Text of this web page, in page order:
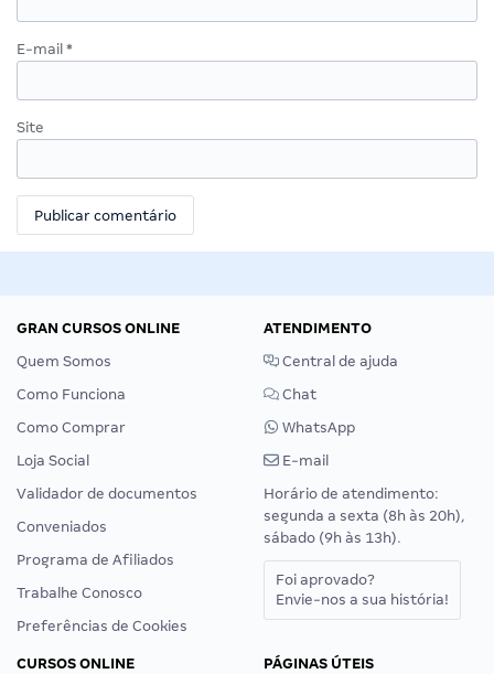
E-mail *
Site
GRAN CURSOS ONLINE
Quem Somos
Como Funciona
Como Comprar
Loja Social
Validador de documentos
Conveniados
Programa de Afiliados
Trabalhe Conosco
Preferências de Cookies
ATENDIMENTO
Central de ajuda
Chat
WhatsApp
E-mail
Horário de atendimento:
segunda a sexta (8h às 20h),
sábado (9h às 13h).
Foi aprovado?
Envie-nos a sua história!
CURSOS ONLINE
PÁGINAS ÚTEIS